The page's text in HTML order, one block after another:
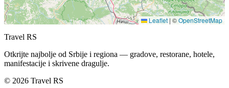
Leaflet | ©OpenStreetMap
Travel RS
Otkrijte najbolje od Srbije i regiona — gradove, restorane, hotele,
manifestacije i skrivene dragulje.
© 2026 Travel RS